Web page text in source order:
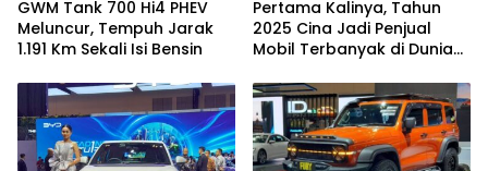
GWM Tank 700 Hi4 PHEV
Meluncur, Tempuh Jarak
1.191 Km Sekali Isi Bensin
Pertama Kalinya, Tahun
2025 Cina Jadi Penjual
Mobil Terbanyak di Dunia